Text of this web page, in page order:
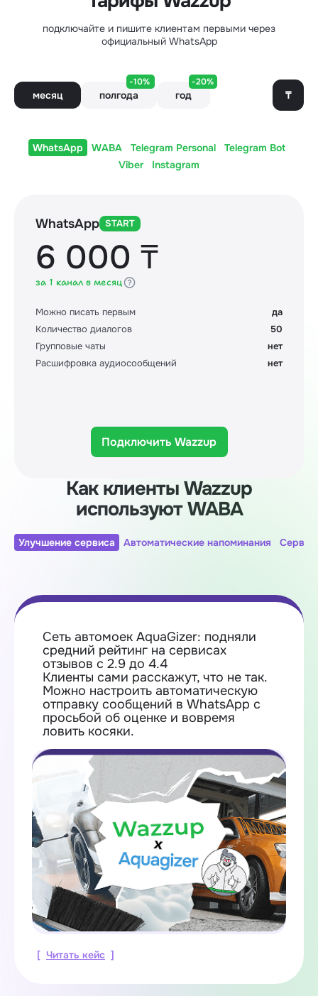
подключайте и пишите клиентам первыми через
официальный WhatsApp
месяц полгода
-10%
год
-20%
₸
WhatsApp WABA Telegram Personal
Telegram Bot
Viber
Instagram
WhatsApp START
6 000 ₸
за 1 канал в месяц
Можно писать первым
да
Количество диалогов
50
Групповые чаты
нет
Расшифровка аудиосообщений
нет
Подключить Wazzup
Как клиенты Wazzup
используют WABA
Улучшение сервиса Автоматические напоминания
Сеть автомоек AquaGizer: подняли
средний рейтинг на сервисах
отзывов с 2.9 до 4.4
Клиенты сами расскажут, что не так.
Можно настроить автоматическую
отправку сообщений в WhatsApp с
просьбой об оценке и вовремя
ловить косяки.
[ Читать кейс ]